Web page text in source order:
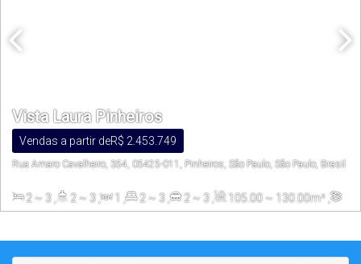
Vista Laura Pinheiros
R$ 2.453.749
Vendas a partir de
Rua Amaro Cavalheiro, 354, 05425-011, Pinheiros, São Paulo, São Paulo, Brasil
2 ~ 3, 2 ~ 3, 1 , 2 ~ 3, 2 ~ 3, 105.00~ 130.00m²,
1500.00m²